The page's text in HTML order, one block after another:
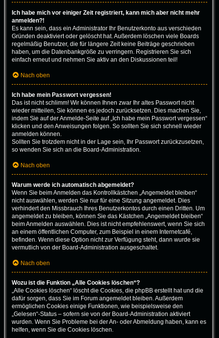
Ich habe mich vor einiger Zeit registriert, kann mich aber nicht mehr
anmelden?!
Es kann sein, dass ein Administrator Ihr Benutzerkonto aus verschieden
Gründen deaktiviert oder gelöscht hat. Außerdem löschen viele Boards
regelmäßig Benutzer, die für längere Zeit keine Beiträge geschrieben
haben, um die Datenbankgröße zu verringern. Registrieren Sie sich
einfach erneut und nehmen Sie aktiv an den Diskussionen teil!
Nach oben
Ich habe mein Passwort vergessen!
Das ist nicht schlimm! Wir können Ihnen zwar Ihr altes Passwort nicht
wieder mitteilen, Sie können es jedoch zurücksetzen. Dies machen Sie,
indem Sie auf der Anmelde-Seite auf „Ich habe mein Passwort vergessen“
klicken und den Anweisungen folgen. So sollten Sie sich schnell wieder
anmelden können.
Sollten Sie trotzdem nicht in der Lage sein, Ihr Passwort zurückzusetzen,
so wenden Sie sich an die Board-Administration.
Nach oben
Warum werde ich automatisch abgemeldet?
Wenn Sie beim Anmelden das Kontrollkästchen „Angemeldet bleiben“
nicht auswählen, werden Sie nur für eine Sitzung angemeldet. Dies
verhindert den Missbrauch Ihres Benutzerkontos durch einen Dritten. Um
angemeldet zu bleiben, können Sie das Kästchen „Angemeldet bleiben“
beim Anmelden auswählen. Dies ist nicht empfehlenswert, wenn Sie sich
an einem öffentlichen Computer, zum Beispiel in einem Internetcafé,
befinden. Wenn diese Option nicht zur Verfügung steht, dann wurde sie
vermutlich von der Board-Administration ausgeschaltet.
Nach oben
Wozu ist die Funktion „Alle Cookies löschen“?
„Alle Cookies löschen“ löscht die Cookies, die phpBB erstellt hat und die
dafür sorgen, dass Sie im Forum angemeldet bleiben. Außerdem
ermöglichen Cookies einige Funktionen, wie beispielsweise den
„Gelesen“-Status – sofern sie von der Board-Administration aktiviert
wurden. Wenn Sie Probleme bei der An- oder Abmeldung haben, kann es
helfen, wenn Sie die Cookies löschen.